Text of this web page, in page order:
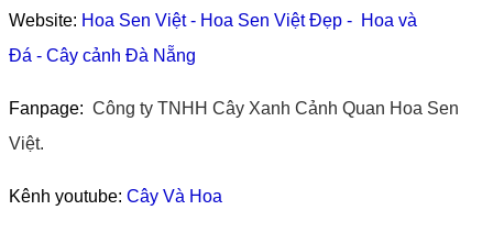
Website: Hoa Sen Việt- Hoa Sen Việt Đẹp - Hoa và
Đá - Cây cảnh Đà Nẵng
Fanpage: Công ty TNHH Cây Xanh Cảnh Quan Hoa Sen
Việt.
Kênh youtube: Cây Và Hoa